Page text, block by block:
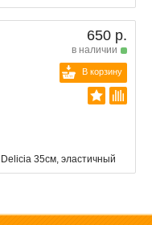
650 р.
в наличии
В корзину
35см, эластичный